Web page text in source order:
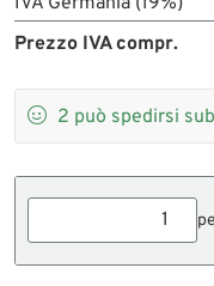
Prezzo IVA compr.
 2 può spedirsi